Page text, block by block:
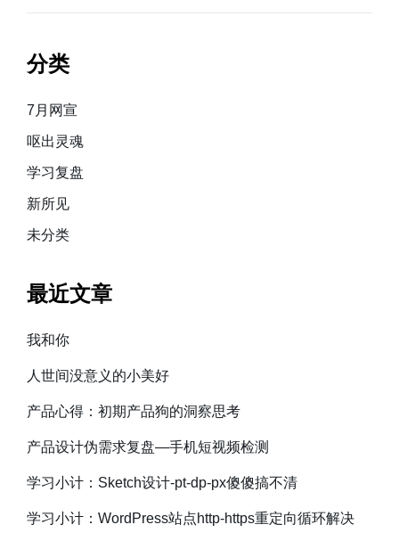
分类
7月网宣
呕出灵魂
学习复盘
新所见
未分类
最近文章
我和你
人世间没意义的小美好
产品心得：初期产品狗的洞察思考
产品设计伪需求复盘—手机短视频检测
学习小计：Sketch设计-pt-dp-px傻傻搞不清
学习小计：WordPress站点http-https重定向循环解决